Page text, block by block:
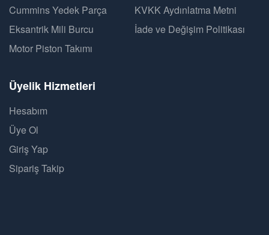
Cummins Yedek Parça
Eksantrik Mili Burcu
Motor Piston Takımı
KVKK Aydınlatma Metni
İade ve Değişim Politikası
Üyelik Hizmetleri
Hesabım
Üye Ol
Giriş Yap
Sipariş Takip